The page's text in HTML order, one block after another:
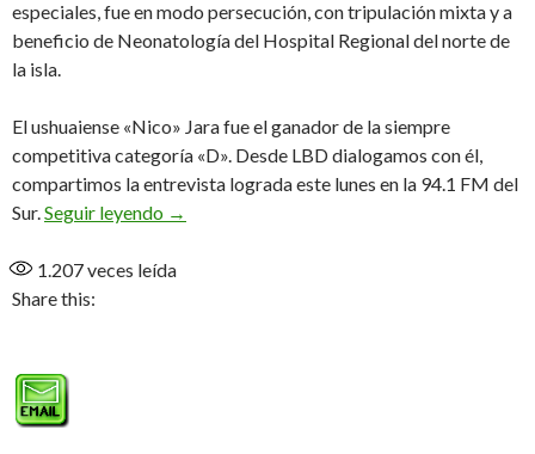
especiales, fue en modo persecución, con tripulación mixta y a
beneficio de Neonatología del Hospital Regional del norte de
la isla.
El ushuaiense «Nico» Jara fue el ganador de la siempre
competitiva categoría «D». Desde LBD dialogamos con él,
compartimos la entrevista lograda este lunes en la 94.1 FM del
Sur.Seguir leyendo «Fue un año complicado, por suerte
→
1.207veces leída
Share this: